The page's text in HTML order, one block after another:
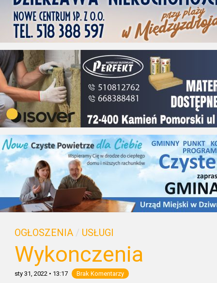
OGŁOSZENIA / USŁUGI
Wykonczenia
sty 31, 2022 • 13:17 Brak Komentarzy